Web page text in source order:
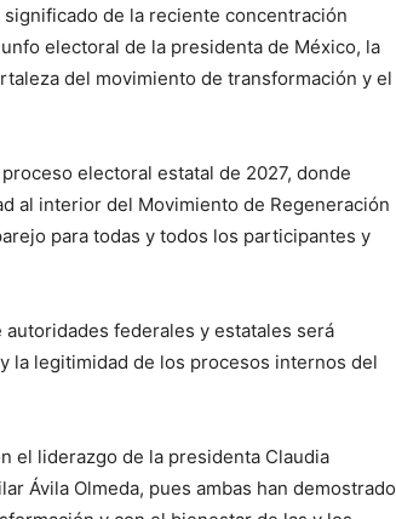
de la reciente concentración
electoral de la presidenta de México, la
del movimiento de transformación y el
electoral estatal de 2027, donde
al interior del Movimiento de Regeneración
para todas y todos los participantes y
federales y estatales será
la legitimidad de los procesos internos del
el liderazgo de la presidenta Claudia
Ávila Olmeda, pues ambas han demostrado